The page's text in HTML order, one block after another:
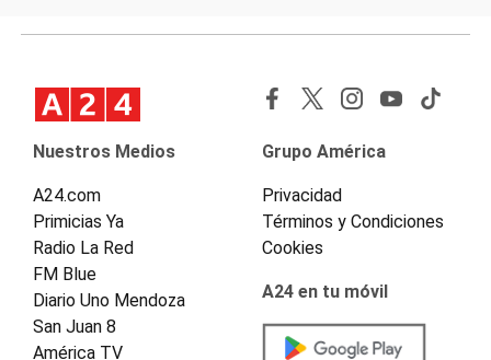
Nuestros Medios
A24.com
Primicias Ya
Radio La Red
FM Blue
Diario Uno Mendoza
San Juan 8
América TV
Grupo América
Privacidad
Términos y Condiciones
Cookies
A24 en tu móvil